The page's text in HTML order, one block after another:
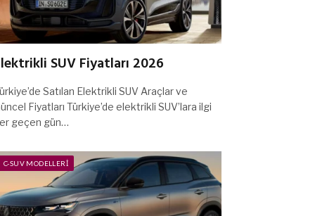
SUV Fiyatları 2026
Satılan Elektrikli SUV Araçlar ve
Fiyatları Türkiye’de elektrikli SUV’lara ilgi
geçen gün…
C-SUV MODELLERI